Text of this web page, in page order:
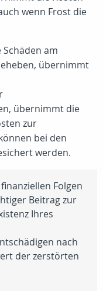
wenn Frost die
am
übernimmt
übernimmt die
zur
bei den
werden.
Folgen
Beitrag zur
Ihres
nach
der zerstörten